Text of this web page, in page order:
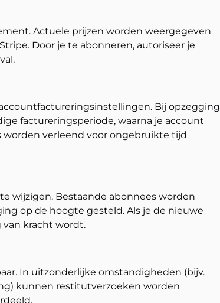
Actuele prijzen worden weergegeven
Door je te abonneren, autoriseer je
Bij opzegging
factureringsperiode, waarna je account
verleend voor ongebruikte tijd
wijzigen. Bestaande abonnees worden
op de hoogte gesteld. Als je de nieuwe
kracht wordt.
In uitzonderlijke omstandigheden (bijv.
kunnen restitutverzoeken worden